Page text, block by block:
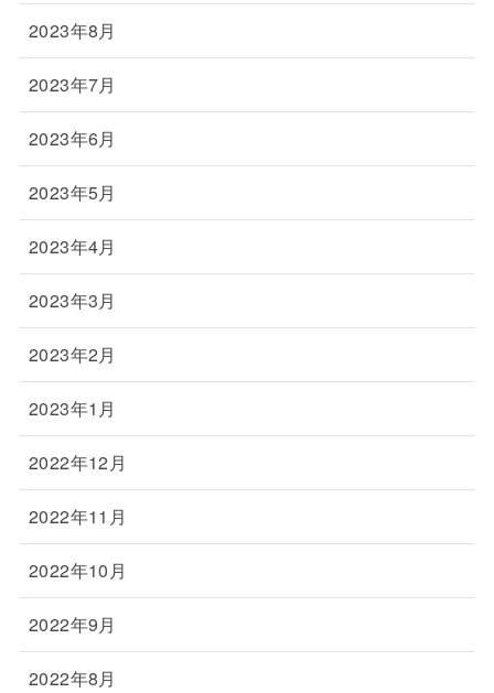
2023年8月
2023年7月
2023年6月
2023年5月
2023年4月
2023年3月
2023年2月
2023年1月
2022年12月
2022年11月
2022年10月
2022年9月
2022年8月